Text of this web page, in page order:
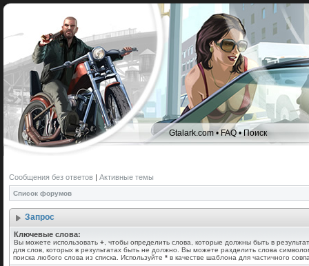
Gtalark.com •FAQ•Поиск
Сообщения без ответов | Активные темы
Список форумов
Запрос
Ключевые слова:
Вы можете использовать + , чтобы определить слова, которые должны быть в
для слов, которых в результатах быть не должно. Вы можете разделить слова
поиска любого слова из списка. Используйте * в качестве шаблона для частичного